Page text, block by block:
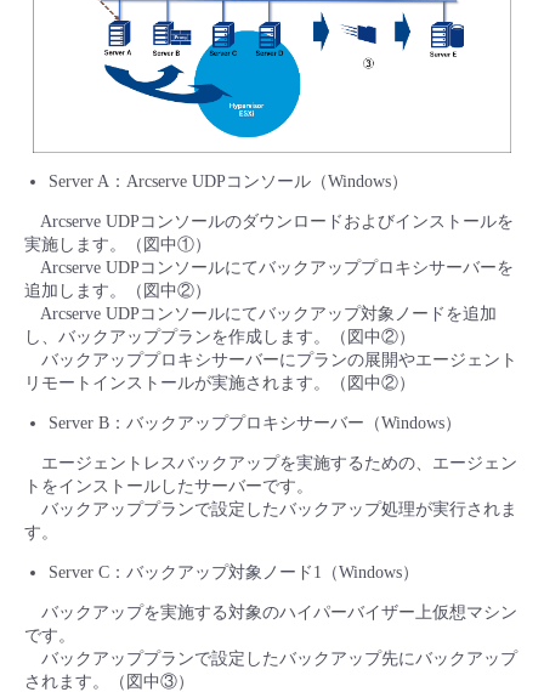
Server A：Arcserve UDPコンソール（Windows）
Arcserve UDPコンソールのダウンロードおよびインストールを
実施します。（図中①）
Arcserve UDPコンソールにてバックアッププロキシサーバーを
追加します。（図中②）
Arcserve UDPコンソールにてバックアップ対象ノードを追加
し、バックアッププランを作成します。（図中②）
バックアッププロキシサーバーにプランの展開やエージェント
リモートインストールが実施されます。（図中②）
Server B：バックアッププロキシサーバー（Windows）
エージェントレスバックアップを実施するための、エージェン
トをインストールしたサーバーです。
バックアッププランで設定したバックアップ処理が実行されま
す。
Server C：バックアップ対象ノード1（Windows）
バックアップを実施する対象のハイパーバイザー上仮想マシン
です。
バックアッププランで設定したバックアップ先にバックアップ
されます。（図中③）